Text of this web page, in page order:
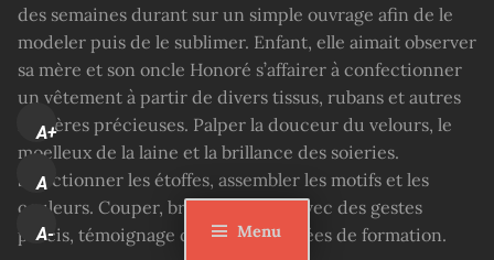
Menu
des semaines durant sur un simple ouvrage afin de le
modeler puis de le sublimer. Enfant, elle aimait observer
sa mère et son oncle Honoré s’affairer à confectionner
un vêtement à partir de divers tissus, rubans et autres
matières précieuses. Palper la douceur du velours, le
moelleux de la laine et la brillance des soieries.
Sélectionner les étoffes, assembler les motifs et les
couleurs. Couper, broder, coudre avec des gestes
précis, témoignage de longues années de formation.
A+
A
A-